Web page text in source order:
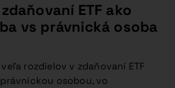
ETF ako
vs právnická osoba
rozdielov v zdaňovaní ETF
osobou, vo